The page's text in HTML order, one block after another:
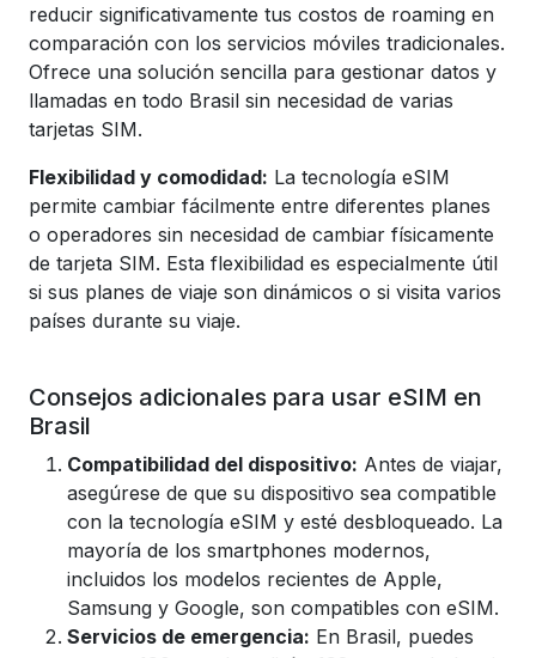
reducir significativamente tus costos de roaming en
comparación con los servicios móviles tradicionales.
Ofrece una solución sencilla para gestionar datos y
llamadas en todo Brasil sin necesidad de varias
tarjetas SIM.
Flexibilidad y comodidad: La tecnología eSIM
permite cambiar fácilmente entre diferentes planes
o operadores sin necesidad de cambiar físicamente
de tarjeta SIM. Esta flexibilidad es especialmente útil
si sus planes de viaje son dinámicos o si visita varios
países durante su viaje.
Consejos adicionales para usar eSIM en
Brasil
Compatibilidad del dispositivo: Antes de viajar,
asegúrese de que su dispositivo sea compatible
con la tecnología eSIM y esté desbloqueado. La
mayoría de los smartphones modernos,
incluidos los modelos recientes de Apple,
Samsung y Google, son compatibles con eSIM.
Servicios de emergencia: En Brasil, puedes